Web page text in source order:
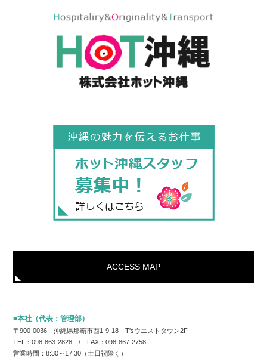
ACCESS MAP
■本社（代表：管理部）
〒900-0036 沖縄県那覇市西1-9-18 T'sウエストタウン2F
TEL：098-863-2828 / FAX：098-867-2758
営業時間：8:30～17:30（土日祝除く）